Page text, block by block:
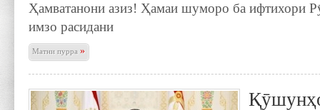
Ҳамватанони азиз! Ҳамаи шуморо ба ифтихори
имзо расидани
Матни пурра»